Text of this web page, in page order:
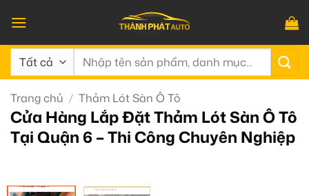
qua
nội
dung
Tìm
Trang chủ / Thảm Lót Sàn Ô Tô
Cửa Hàng Lắp Đặt Thảm Lót Sàn Ô Tô
Tại Quận 6 – Thi Công Chuyên Nghiệp